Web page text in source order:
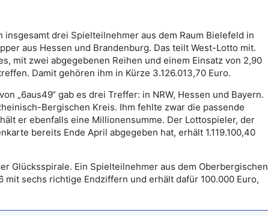
insgesamt drei Spielteilnehmer aus dem Raum Bielefeld in
aus Hessen und Brandenburg. Das teilt West-Lotto mit.
mit zwei abgegebenen Reihen und einem Einsatz von 2,90
Damit gehören ihm in Kürze 3.126.013,70 Euro.
„6aus49“ gab es drei Treffer: in NRW, Hessen und Bayern.
Bergischen Kreis. Ihm fehlte zwar die passende
er ebenfalls eine Millionensumme. Der Lottospieler, der
bereits Ende April abgegeben hat, erhält 1.119.100,40
Glücksspirale. Ein Spielteilnehmer aus dem Oberbergischen
mit sechs richtige Endziffern und erhält dafür 100.000 Euro,